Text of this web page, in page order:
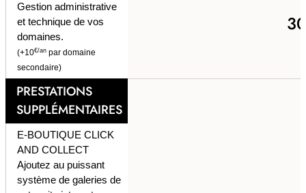
30
Gestion administrative
et technique de vos
domaines.
(+10€/an par domaine
secondaire)
PRESTATIONS
SUPPLÉMENTAIRES
E-BOUTIQUE CLICK
AND COLLECT
Ajoutez au puissant
système de galeries de